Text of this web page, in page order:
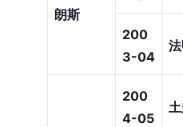
朗斯
200
3-04
200
4-05